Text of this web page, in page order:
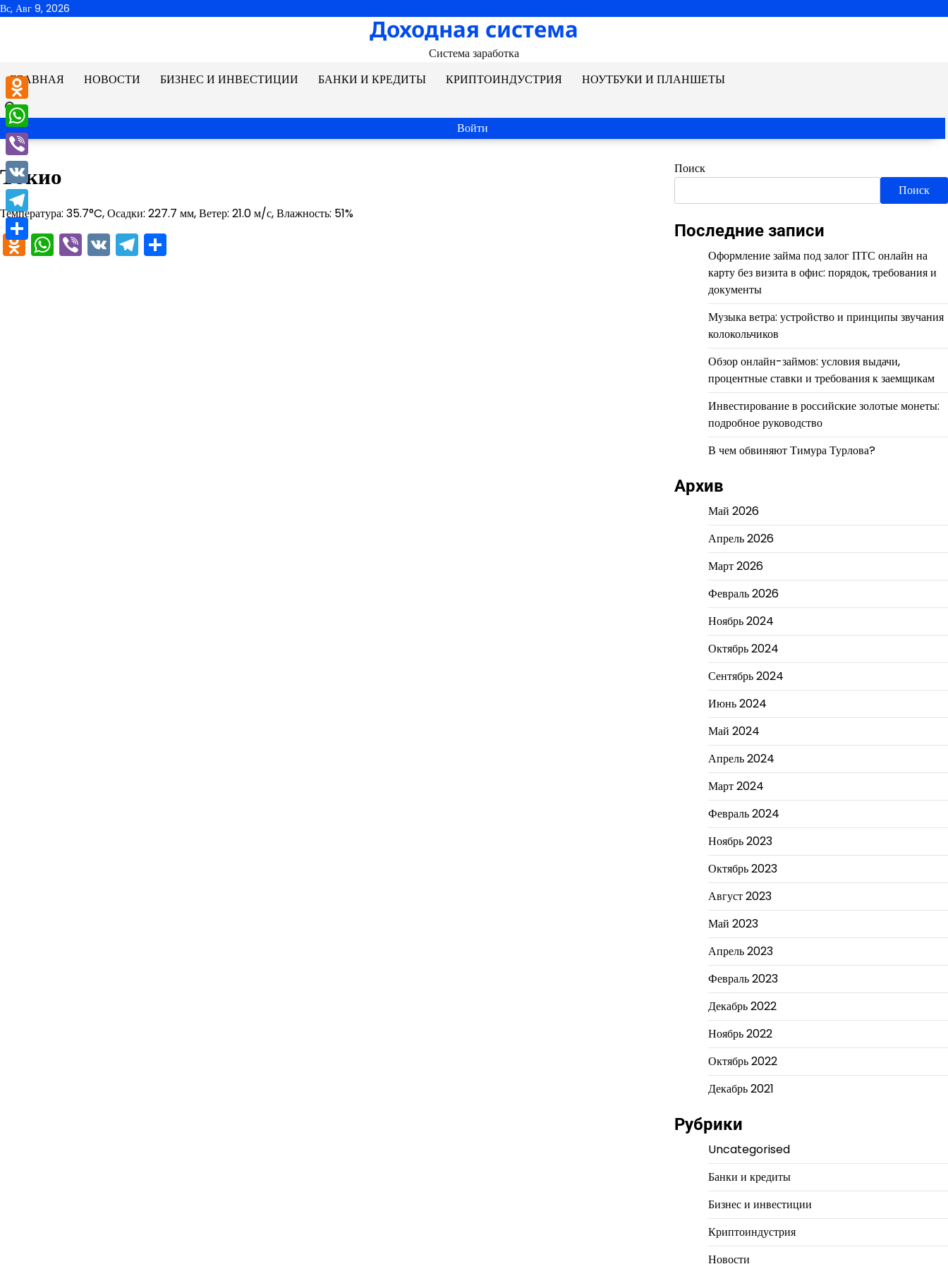
Перейти
Вс, Авг 9, 2026
Доходная система
Система заработка
ГЛАВНАЯ
НОВОСТИ БИЗНЕС И ИНВЕСТИЦИИ БАНКИ И КРЕДИТЫ КРИПТОИНДУСТРИЯ НОУТБУКИ И ПЛАНШЕТЫ
Войти
Токио
Температура: 35.7°C, Осадки: 227.7 мм, Ветер: 21.0 м/с, Влажность: 51%
Odnoklassniki
WhatsApp
Viber
VKTelegram
Поиск
Поиск
Последние записи
Оформление займа под залог ПТС онлайн на
карту без визита в офис: порядок, требования и
документы
Музыка ветра: устройство и принципы звучания
колокольчиков
Обзор онлайн-займов: условия выдачи,
процентные ставки и требования к заемщикам
Инвестирование в российские золотые монеты:
подробное руководство
В чем обвиняют Тимура Турлова?
Архив
Май 2026
Апрель 2026
Март 2026
Февраль 2026
Ноябрь 2024
Октябрь 2024
Сентябрь 2024
Июнь 2024
Май 2024
Апрель 2024
Март 2024
Февраль 2024
Ноябрь 2023
Октябрь 2023
Август 2023
Май 2023
Апрель 2023
Февраль 2023
Декабрь 2022
Ноябрь 2022
Октябрь 2022
Декабрь 2021
Рубрики
Uncategorised
Банки и кредиты
Бизнес и инвестиции
Криптоиндустрия
Новости
Odnoklassniki
WhatsApp
Viber
VK
Telegram
Отправить